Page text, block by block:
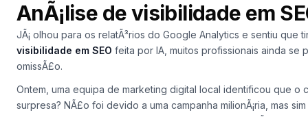
Integrações
ANALISAR
Relatórios
e análises
AnÃ¡lise de visibilidade em
JÃ¡ olhou para os relatÃ³rios do Google Analytics e sentiu que
visibilidade em SEO feita por IA, muitos profissionais ainda se
omissÃ£o.
Ontem, uma equipa de marketing digital local identificou que o
surpresa? NÃ£o foi devido a uma campanha milionÃ¡ria, mas